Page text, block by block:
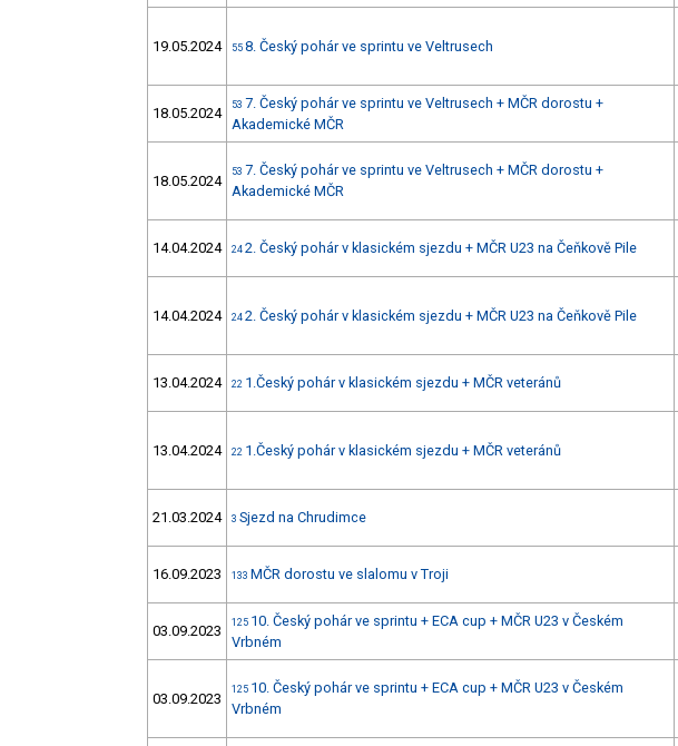
19.05.2024 55 8. Český pohár ve sprintu ve Veltrusech
18.05.2024 53 7. Český pohár ve sprintu ve Veltrusech + MČR dorostu +
Akademické MČR
18.05.2024
53 7. Český pohár ve sprintu ve Veltrusech + MČR dorostu +
Akademické MČR
14.04.2024 24 2. Český pohár v klasickém sjezdu + MČR U23 na Čeňkově Pile
14.04.2024 24 2. Český pohár v klasickém sjezdu + MČR U23 na Čeňkově Pile
13.04.2024 22 1.Český pohár v klasickém sjezdu + MČR veteránů
13.04.2024 22 1.Český pohár v klasickém sjezdu + MČR veteránů
21.03.2024 3 Sjezd na Chrudimce
16.09.2023 133 MČR dorostu ve slalomu v Troji
03.09.2023 125 10. Český pohár ve sprintu + ECA cup + MČR U23 v Českém
Vrbném
03.09.2023
125 10. Český pohár ve sprintu + ECA cup + MČR U23 v Českém
Vrbném